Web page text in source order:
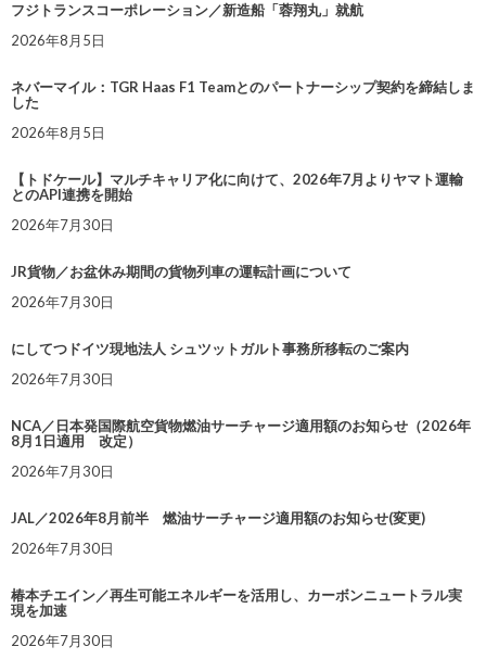
フジトランスコーポレーション／新造船「蓉翔丸」就航
2026年8月5日
ネバーマイル：TGR Haas F1 Teamとのパートナーシップ契約を締結しま
した
2026年8月5日
【トドケール】マルチキャリア化に向けて、2026年7月よりヤマト運輸
とのAPI連携を開始
2026年7月30日
JR貨物／お盆休み期間の貨物列車の運転計画について
2026年7月30日
にしてつドイツ現地法人 シュツットガルト事務所移転のご案内
2026年7月30日
NCA／日本発国際航空貨物燃油サーチャージ適用額のお知らせ（2026年
8月1日適用 改定）
2026年7月30日
JAL／2026年8月前半 燃油サーチャージ適用額のお知らせ(変更)
2026年7月30日
椿本チエイン／再生可能エネルギーを活用し、カーボンニュートラル実
現を加速
2026年7月30日